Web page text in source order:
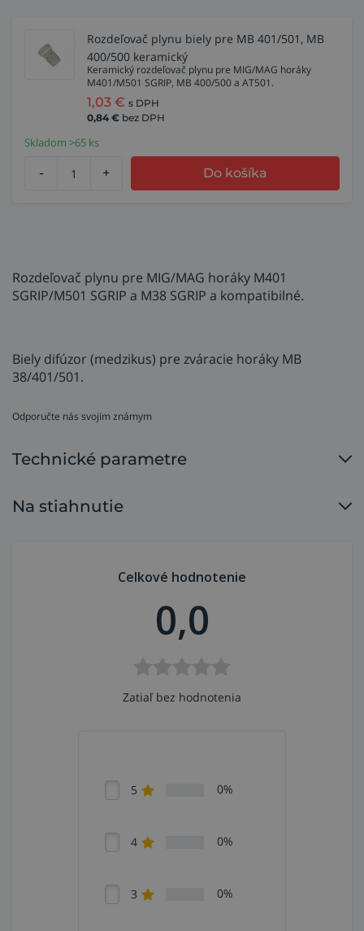
Rozdeľovač plynu biely pre MB 401/501, MB
400/500 keramický
Keramický rozdeľovač plynu pre MIG/MAG horáky
M401/M501 SGRIP, MB 400/500 a AT501.
1,03 € s DPH
0,84 € bez DPH
Skladom >65 ks
- + Do košíka
Rozdeľovač plynu pre MIG/MAG horáky M401
SGRIP/M501 SGRIP a M38 SGRIP a kompatibilné.
Biely difúzor (medzikus) pre zváracie horáky MB
38/401/501.
Odporučte nás svojím známym
Technické parametre
Na stiahnutie
Celkové hodnotenie
0,0
Zatiaľ bez hodnotenia
5 0%
4 0%
3 0%